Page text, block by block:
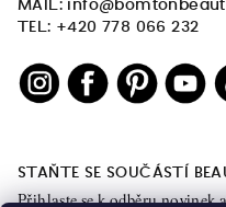
MAIL:
TEL: +420 778 066 232
STAŇTE SE SOUČÁSTÍ
Přihlaste se k odběru novinek